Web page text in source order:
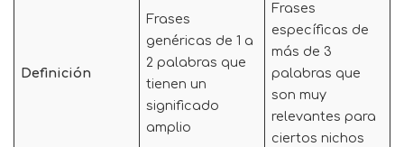
Definición
Frases
genéricas de 1 a
2 palabras que
tienen un
significado
amplio
Frases
específicas de
más de 3
palabras que
son muy
relevantes para
ciertos nichos